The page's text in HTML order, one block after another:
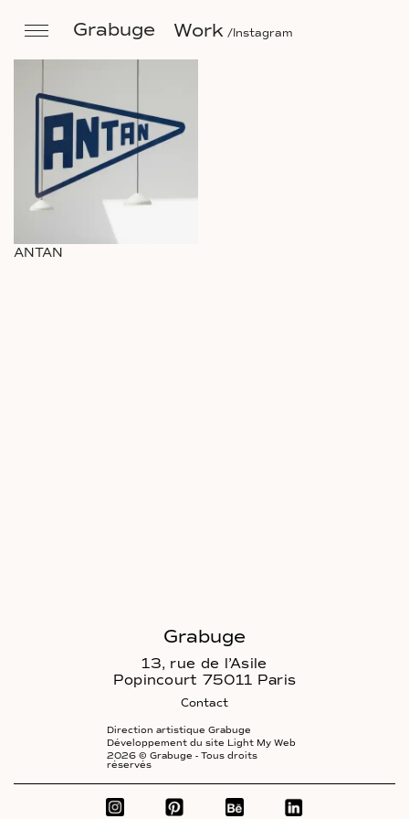
Grabuge Work Instagram
ANTAN
Grabuge
13, rue de l’Asile
Popincourt 75011 Paris
Contact
Direction artistique Grabuge
Développement du site Light My Web
2026 © Grabuge - Tous droits
réservés